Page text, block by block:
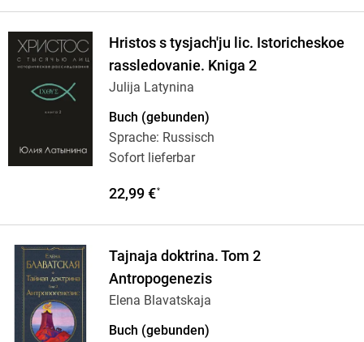
Hristos s tysjach'ju lic. Istoricheskoe
rassledovanie. Kniga 2
Julija Latynina
Buch (gebunden)
Sprache: Russisch
Sofort lieferbar
22,99 €*
Tajnaja doktrina. Tom 2
Antropogenezis
Elena Blavatskaja
Buch (gebunden)